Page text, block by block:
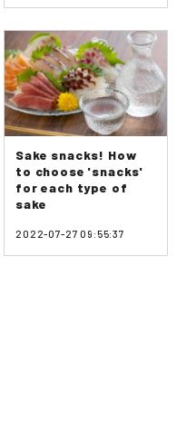
Sake snacks! How
to choose 'snacks'
for each type of
sake
2022-07-27 09:55:37